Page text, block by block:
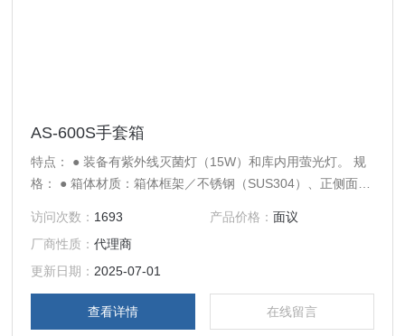
AS-600S手套箱
特点： ● 装备有紫外线灭菌灯（15W）和库内用萤光灯。 规
格： ● 箱体材质：箱体框架／不锈钢（SUS304）、正侧面窗
号 1-8388-01） ● 灭菌灯：15W×1盏（平均灭菌寿命4000小
时） ● 荧光灯：10W×1盏 ● 重量：14.3kg ● 手套：腕口
访问次数： 1693 产品价格： 面议
厂商性质：代理商
更新日期： 2025-07-01
查看详情 在线留言